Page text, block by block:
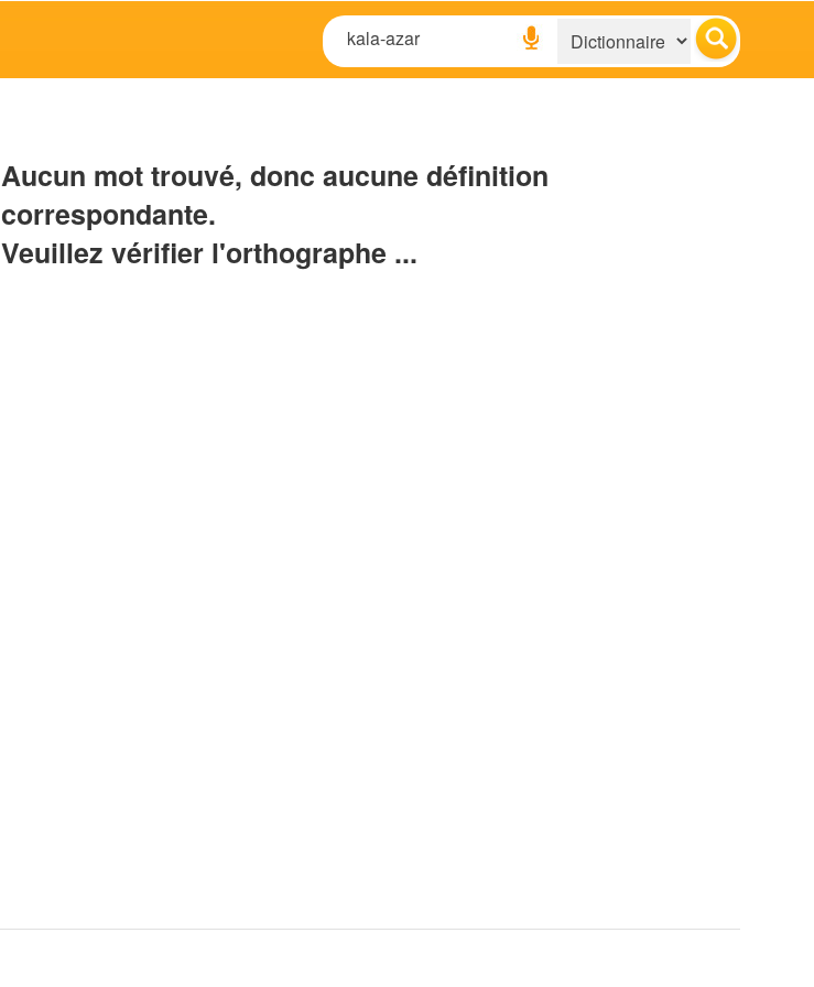
Aucun mot trouvé, donc aucune définition
correspondante.
Veuillez vérifier l'orthographe ...